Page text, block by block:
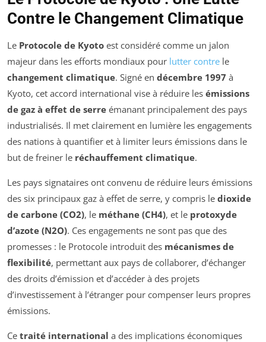
Contre le Changement Climatique
Le Protocole de Kyoto est considéré comme un jalon
majeur dans les efforts mondiaux pour lutter contre le
changement climatique. Signé en décembre 1997 à
Kyoto, cet accord international vise à réduire les émissions
de gaz à effet de serre émanant principalement des pays
industrialisés. Il met clairement en lumière les engagements
des nations à quantifier et à limiter leurs émissions dans le
but de freiner le réchauffement climatique.
Les pays signataires ont convenu de réduire leurs émissions
des six principaux gaz à effet de serre, y compris le dioxide
de carbone (CO2), le méthane (CH4), et le protoxyde
d’azote (N2O). Ces engagements ne sont pas que des
promesses : le Protocole introduit des mécanismes de
flexibilité, permettant aux pays de collaborer, d’échanger
des droits d’émission et d’accéder à des projets
d’investissement à l’étranger pour compenser leurs propres
émissions.
Ce traité international a des implications économiques